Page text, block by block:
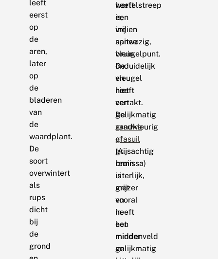
leeft
eerst
op
de
aren,
later
op
de
bladeren
van
de
waardplant.
De
soort
overwintert
als
rups
dicht
bij
de
grond
heeft
een
vrij
spitse
vleugelpunt.
De
vleugel
heeft
een
gelijkmatig
zandkleurig
of
grijsachtig
bruin
uiterlijk,
met
vooral
in
het
middenveld
en
wortelstreep
is,
indien
aanwezig,
bruin,
onduidelijk
en
niet
vertakt.
De
grauwe
grasuil
(A.
remissa)
is
grijzer
en
heeft
een
minder
gelijkmatig